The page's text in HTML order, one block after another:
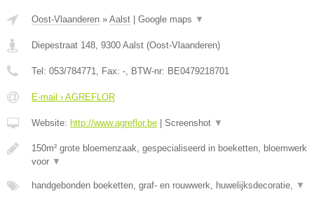
Oost-Vlaanderen » Aalst | Google maps ▼
Diepestraat 148 9300 Aalst (Oost-Vlaanderen)
Tel: 053/784771 , Fax: - , BTW-nr: BE0479218701
E-mail › AGREFLOR
Website: http://www.agreflor.be | Screenshot ▼
150m² grote bloemenzaak, gespecialiseerd in boeketten, bloemwerk
voor ▼
handgebonden boeketten, graf- en rouwwerk, huwelijksdecoratie, ▼